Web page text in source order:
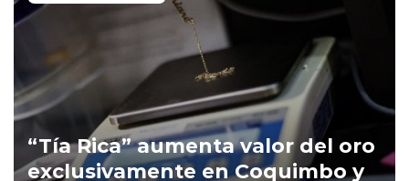
“Tía Rica” aumenta valor del oro
exclusivamente en Coquimbo y